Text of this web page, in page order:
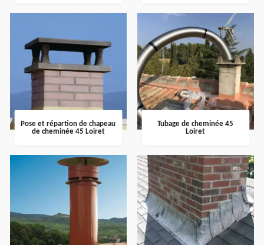
Pose et répartion de chapeau
de cheminée 45 Loiret
Tubage de cheminée 45
Loiret